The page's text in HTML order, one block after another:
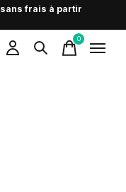
sans frais à partir
0items